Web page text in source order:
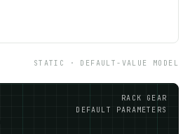
STATIC · DEFAULT-VALUE MODEL
RACK GEAR
DEFAULT PARAMETERS